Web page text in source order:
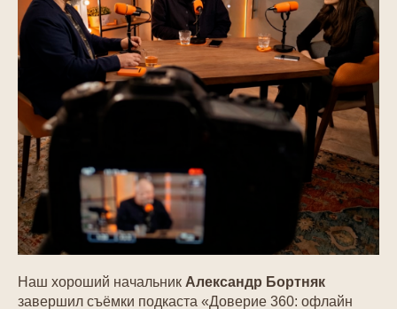
Наш хороший начальник Александр Бортняк
завершил съёмки подкаста «Доверие 360: офлайн